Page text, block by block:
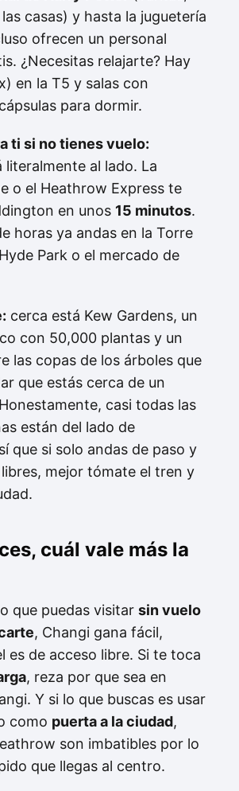
casas) y hasta la juguetería
ofrecen un personal
¿Necesitas relajarte? Hay
en la T5 y salas con
para dormir.
ti si no tienes vuelo:
literalmente al lado. La
o el Heathrow Express te
en unos 15 minutos.
horas ya andas en la Torre
Park o el mercado de
cerca está Kew Gardens, un
con 50,000 plantas y un
las copas de los árboles que
que estás cerca de un
casi todas las
están del lado de
que si solo andas de paso y
mejor tómate el tren y
cuál vale más la
que puedas visitar sin vuelo
, Changi gana fácil,
es de acceso libre. Si te toca
, reza por que sea en
Y si lo que buscas es usar
como puerta a la ciudad,
son imbatibles por lo
que llegas al centro.